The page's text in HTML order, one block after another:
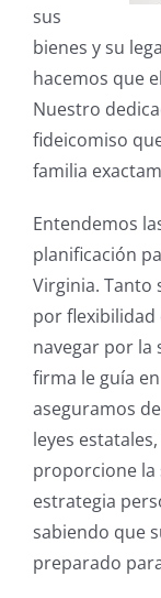
sus
bienes y su
hacemos que
Nuestro
fideicomiso
familia
Entendemos
planificación
Virginia. Tanto
por flexibilidad
navegar por la
firma le guía
aseguramos
leyes
proporcione la
estrategia
sabiendo que
preparado